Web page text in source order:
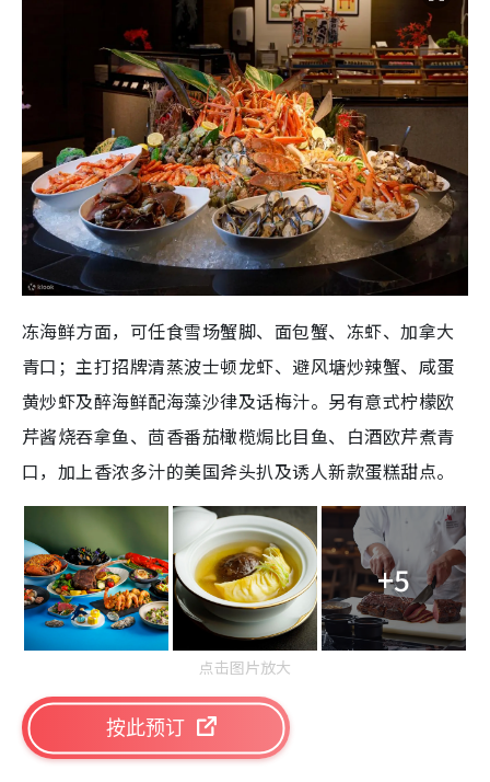
冻海鲜方面，可任食雪场蟹脚、面包蟹、冻虾、加拿大
青口；主打招牌清蒸波士顿龙虾、避风塘炒辣蟹、咸蛋
黄炒虾及醉海鲜配海藻沙律及话梅汁。另有意式柠檬欧
芹酱烧吞拿鱼、茴香番茄橄榄焗比目鱼、白酒欧芹煮青
口，加上香浓多汁的美国斧头扒及诱人新款蛋糕甜点。
+5
点击图片放大
按此预订